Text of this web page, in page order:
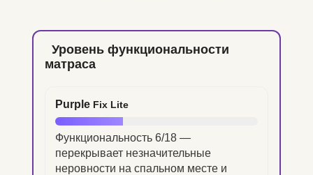
Уровень функциональности
матраса
Purple Fix Lite
Функциональность 6/18 —
перекрывает незначительные
неровности на спальном месте и